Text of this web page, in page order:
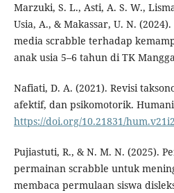
Marzuki, S. L., Asti, A. S. W.,
Usia, A., & Makassar, U. N.
media scrabble terhadap
anak usia 5–6 tahun di TK
Nafiati, D. A. (2021). Revisi
afektif, dan psikomotorik.
https://doi.org/10.21831/
Pujiastuti, R., & N. M. N. (2025).
permainan scrabble untuk
membaca permulaan siswa